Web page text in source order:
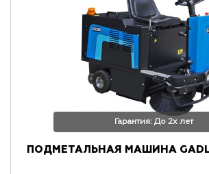
Гарантия: До 2х лет
ПОДМЕТАЛЬНАЯ МАШИНА